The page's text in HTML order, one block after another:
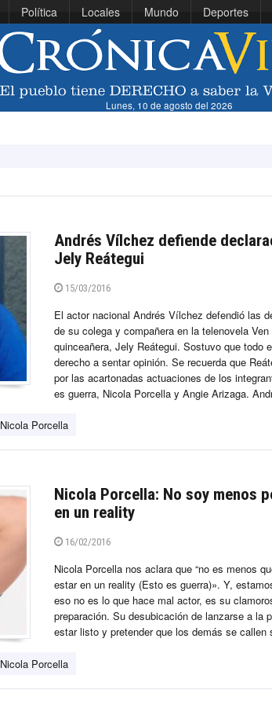
Política Locales Mundo Deportes
Lunes, 10 de agosto del 2026
Andrés Vílchez defiende
Jely Reátegui
15/03/2016
El actor nacional Andrés Vílchez defendió las
de su colega y compañera en la telenovela Ven
quinceañera, Jely Reátegui. Sostuvo que todo
derecho a sentar opinión. Se recuerda que
por las acartonadas actuaciones de los
es guerra, Nicola Porcella y Angie Arizaga.
Nicola Porcella
Nicola Porcella: No soy menos
en un reality
16/02/2016
Nicola Porcella nos aclara que “no es menos
estar en un reality (Esto es guerra)». Y,
eso no es lo que hace mal actor, es su
preparación. Su desubicación de lanzarse a la
estar listo y pretender que los demás se
Nicola Porcella